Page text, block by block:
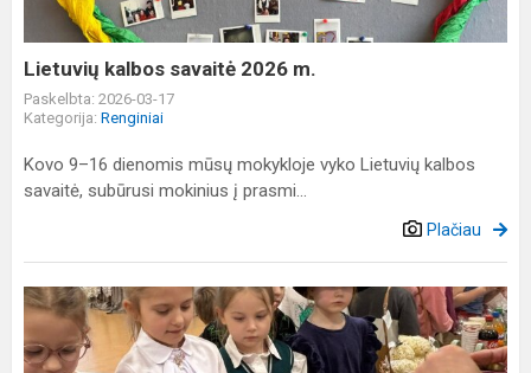
Lietuvių kalbos savaitė 2026 m.
Paskelbta: 2026-03-17
Kategorija: Renginiai
Kovo 9–16 dienomis mūsų mokykloje vyko Lietuvių kalbos
savaitė, subūrusi mokinius į prasmi...
Plačiau
Kaziuko
mugė
2026